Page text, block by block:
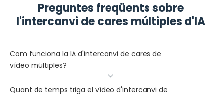
Preguntes freqüents sobre
l'intercanvi de cares múltiples d'IA
Com funciona la IA d'intercanvi de cares de
vídeo múltiples?
Quant de temps triga el vídeo d'intercanvi de